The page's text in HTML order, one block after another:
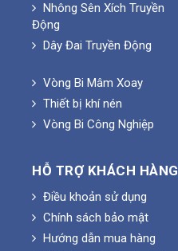
Nhông Sên Xích Truyền
Động
Dây Đai Truyền Động
Vòng Bi Mâm Xoay
Thiết bị khí nén
Vòng Bi Công Nghiệp
HỖ TRỢ KHÁCH HÀNG
Điều khoản sử dụng
Chính sách bảo mật
Hướng dẫn mua hàng